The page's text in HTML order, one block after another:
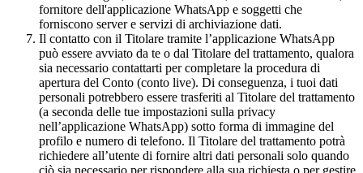
fornitore dell'applicazione WhatsApp e soggetti che
forniscono server e servizi di archiviazione dati.
Il contatto con il Titolare tramite l’applicazione WhatsApp
può essere avviato da te o dal Titolare del trattamento, qualora
sia necessario contattarti per completare la procedura di
apertura del Conto (conto live). Di conseguenza, i tuoi dati
personali potrebbero essere trasferiti al Titolare del trattamento
(a seconda delle tue impostazioni sulla privacy
nell’applicazione WhatsApp) sotto forma di immagine del
profilo e numero di telefono. Il Titolare del trattamento potrà
richiedere all’utente di fornire altri dati personali solo quando
ciò sia necessario per rispondere alla sua richiesta o per gestire